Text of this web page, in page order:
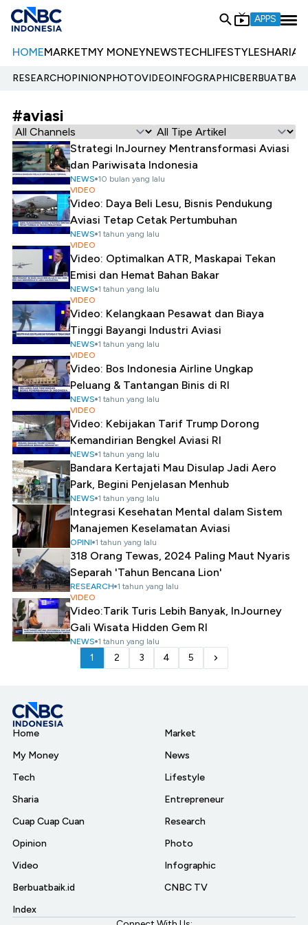
APPS
HOMEMARKETMY MONEYNEWSTECHLIFESTYLESHARIA
RESEARCHOPINIONPHOTOVIDEOINFOGRAPHIC
#aviasi
Strategi InJourney Mentransformasi Aviasi
dan Pariwisata Indonesia
NEWS 10 bulan yang lalu
VIDEO
Video: Daya Beli Lesu, Bisnis Pendukung
Aviasi Tetap Cetak Pertumbuhan
NEWS 1 tahun yang lalu
VIDEO
Video: Optimalkan ATR, Maskapai Tekan
Emisi dan Hemat Bahan Bakar
NEWS 1 tahun yang lalu
VIDEO
Video: Kelangkaan Pesawat dan Biaya
Tinggi Bayangi Industri Aviasi
NEWS 1 tahun yang lalu
VIDEO
Video: Bos Indonesia Airline Ungkap
Peluang & Tantangan Binis di RI
NEWS 1 tahun yang lalu
VIDEO
Video: Kebijakan Tarif Trump Dorong
Kemandirian Bengkel Aviasi RI
NEWS 1 tahun yang lalu
Bandara Kertajati Mau Disulap Jadi Aero
Park, Begini Penjelasan Menhub
NEWS 1 tahun yang lalu
Integrasi Kesehatan Mental dalam Sistem
Manajemen Keselamatan Aviasi
OPINI 1 tahun yang lalu
318 Orang Tewas, 2024 Paling Maut Nyaris
Separah 'Tahun Bencana Lion'
RESEARCH 1 tahun yang lalu
VIDEO
Video:Tarik Turis Lebih Banyak, InJourney
Gali Wisata Hidden Gem RI
NEWS 1 tahun yang lalu
1 2 3 4 5
Home
My Money
Tech
Sharia
Cuap Cuap Cuan
Opinion
Video
Berbuatbaik.id
Index
Market
News
Lifestyle
Entrepreneur
Research
Photo
Infographic
CNBC TV